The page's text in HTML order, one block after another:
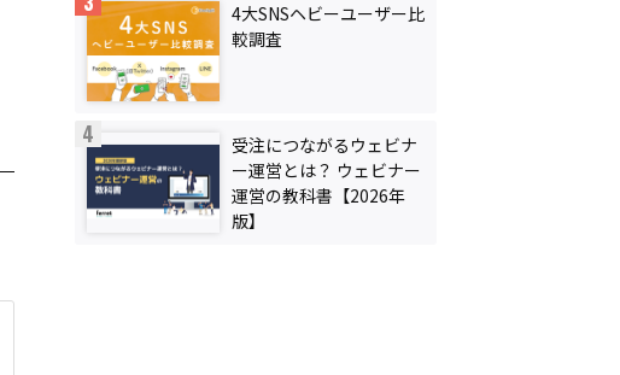
4大SNSヘビーユーザー比
較調査
受注につながるウェビナ
ー運営とは？ ウェビナー
運営の教科書【2026年
版】